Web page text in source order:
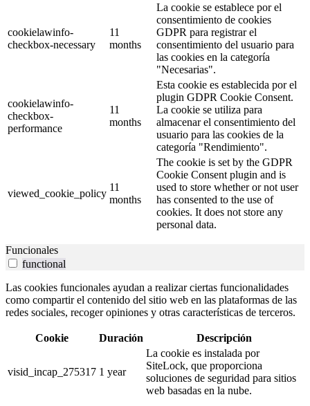
cookielawinfo-
checkbox-necessary
11
months
La cookie se establece por el
consentimiento de cookies
GDPR para registrar el
consentimiento del usuario para
las cookies en la categoría
"Necesarias".
cookielawinfo-
checkbox-
performance
11
months
Esta cookie es establecida por el
plugin GDPR Cookie Consent.
La cookie se utiliza para
almacenar el consentimiento del
usuario para las cookies de la
categoría "Rendimiento".
viewed_cookie_policy
11
months
The cookie is set by the GDPR
Cookie Consent plugin and is
used to store whether or not user
has consented to the use of
cookies. It does not store any
personal data.
Funcionales
functional
Las cookies funcionales ayudan a realizar ciertas funcionalidades
como compartir el contenido del sitio web en las plataformas de las
redes sociales, recoger opiniones y otras características de terceros.
Cookie Duración Descripción
visid_incap_275317 1 year
La cookie es instalada por
SiteLock, que proporciona
soluciones de seguridad para sitios
web basadas en la nube.